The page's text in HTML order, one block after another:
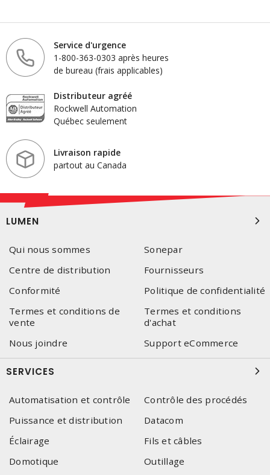
Service d'urgence
1-800-363-0303 après heures
de bureau (frais applicables)
Distributeur agréé
Rockwell Automation
Québec seulement
Livraison rapide
partout au Canada
LUMEN
Qui nous sommes
Sonepar
Centre de distribution
Fournisseurs
Conformité
Politique de confidentialité
Termes et conditions de
vente
Termes et conditions
d'achat
Nous joindre
Support eCommerce
SERVICES
Automatisation et contrôle
Contrôle des procédés
Puissance et distribution
Datacom
Éclairage
Fils et câbles
Domotique
Outillage